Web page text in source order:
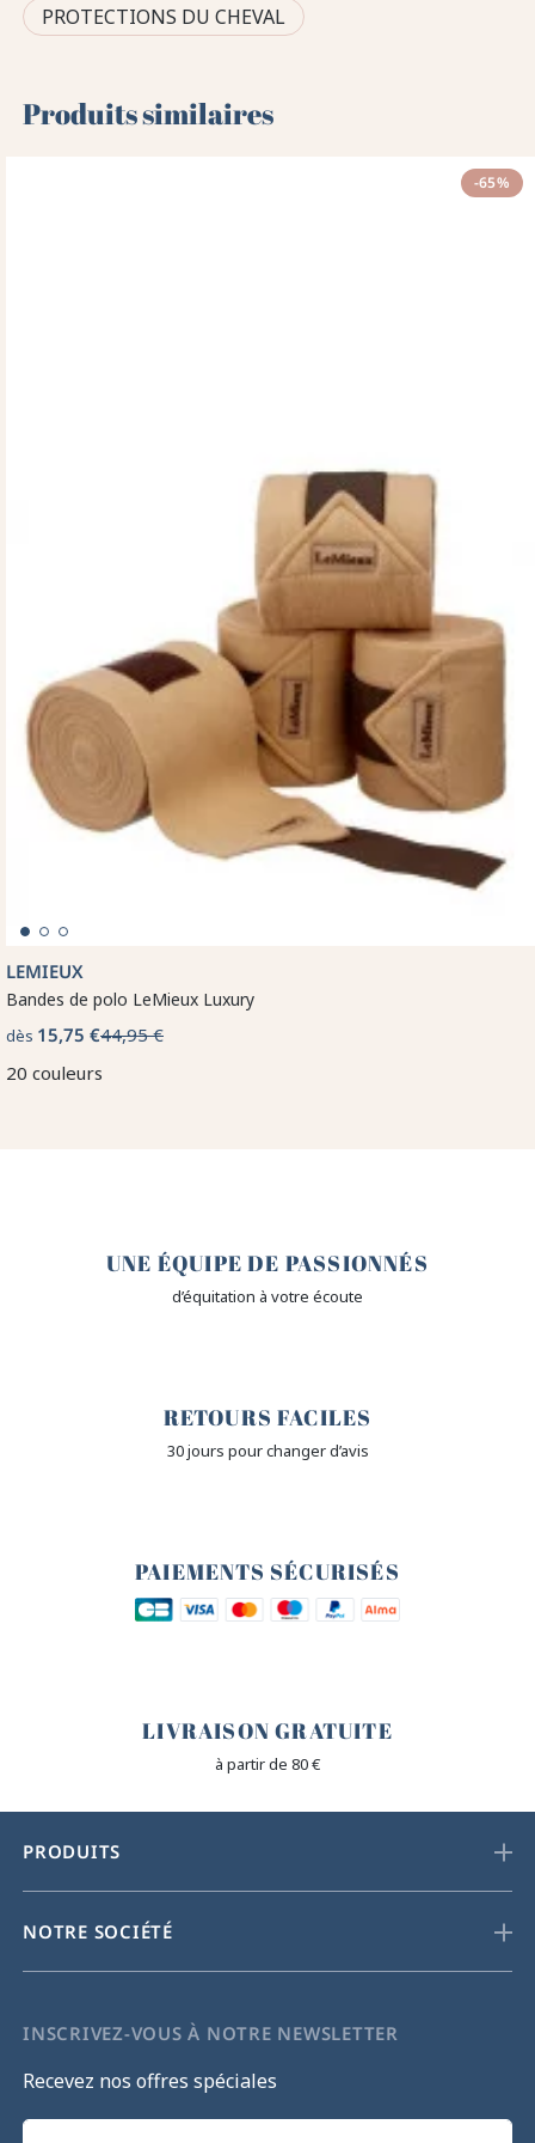
PROTECTIONS DU CHEVAL
Produits similaires
-65%
LEMIEUX
Bandes de polo LeMieux Luxury
dès 15,75 €44,95 €
20 couleurs
UNE ÉQUIPE DE PASSIONNÉS
d’équitation à votre écoute
RETOURS FACILES
30 jours pour changer d’avis
PAIEMENTS SÉCURISÉS
LIVRAISON GRATUITE
à partir de 80 €
PRODUITS
NOTRE SOCIÉTÉ
INSCRIVEZ-VOUS À NOTRE NEWSLETTER
Recevez nos offres spéciales